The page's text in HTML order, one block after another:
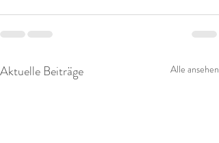
Aktuelle Beiträge Alle ansehen